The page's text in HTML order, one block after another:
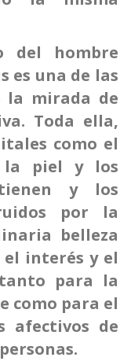
del hombre
es una de las
la mirada de
Toda ella,
como el
la piel y los
y los
por la
belleza
interés y el
tanto para la
como para el
afectivos de